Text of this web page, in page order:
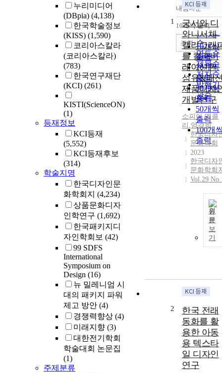
누리미디어
(DBpia) (4,138)
한국학술정보
(KISS) (1,590)
코리아스칼라
(코리아스칼라)
(783)
한국연구재단
(KCI) (261)
KISTI(ScienceON)
(1)
등재정보
KCI등재
(5,552)
KCI등재후보
(314)
학술지명
한국디자인문
화학회지 (4,234)
상품문화디자
인학연구 (1,692)
한국패키지디
자인학회보 (42)
99 SDFS
International
Symposium on
Design (16)
뉴 밀레니엄 시
대의 패키지 파워
제고 방안 (4)
경쟁력향상 (4)
미래지향 (3)
대한전기학회
학술대회 논문집
(1)
주제분류
정확도
순
인기도
순
연도순
제목순
저자순
발행기
관순
내림차순
내림차
10개씩 출력
10개씩
출력
20개씩
출력
30개씩
출력
50개씩
출력
100개
출력
조회
1
궁서와 디
와니서체
캘리그래
를 컬래버
레이션한
섬유&패
제품디자
개발연구
소피아 엘콜
리 ,엄경희
한국디자
문화학회
2023
한국디자
문화학회
Vol.29
원
문
보
기
2
한국 전래
동화를 활
용한 아동
용 텍스타
일 디자인
연구